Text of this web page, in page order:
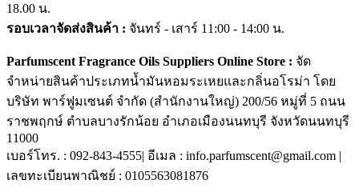
18.00 น.
รอบเวลาจัดส่งสินค้า : จันทร์ - เสาร์ 11:00 - 14:00 น.
Parfumscent Fragrance Oils Suppliers Online Store : จัด
จำหน่ายสินค้าประเภทน้ำมันหอมระเหยและกลิ่นอโรม่า โดย
บริษัท พาร์ฟูมเซนต์ จำกัด (สำนักงานใหญ่) 200/56 หมู่ที่ 5 ถนน
ราชพฤกษ์ ตำบลบางรักน้อย อำเภอเมืองนนทบุรี จังหวัดนนทบุรี
11000
เบอร์โทร. : 092-843-4555| อีเมล : info.parfumscent@gmail.com |
เลขทะเบียนพาณิชย์ : 0105563081876